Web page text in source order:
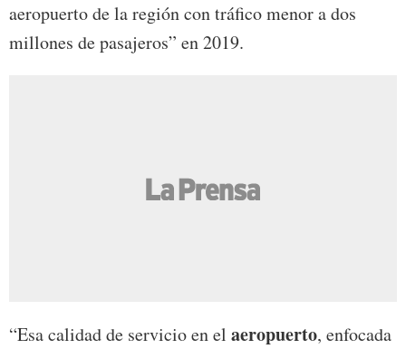
aeropuerto de la región con tráfico menor a dos
millones de pasajeros” en 2019.
“Esa calidad de servicio en el aeropuerto, enfocada